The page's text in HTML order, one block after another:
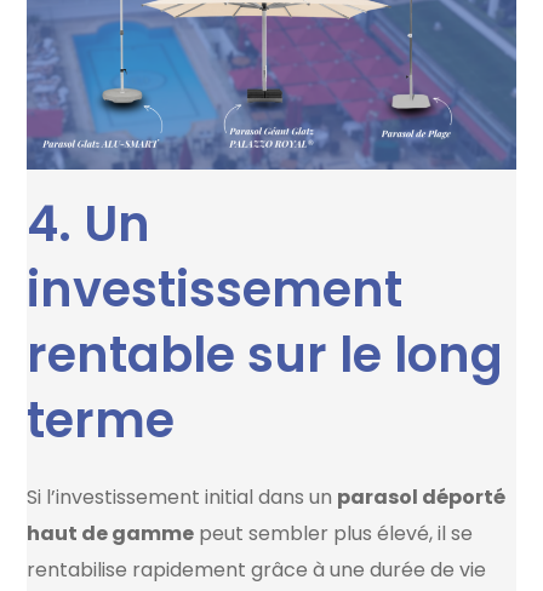
4. Un
investissement
rentable sur le long
terme
Si l’investissement initial dans un parasol déporté
haut de gamme peut sembler plus élevé, il se
rentabilise rapidement grâce à une durée de vie